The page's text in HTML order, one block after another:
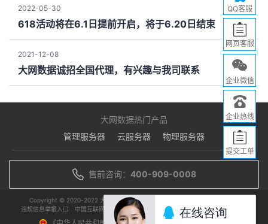
2022-05-30
618活动将在6.1日提前开启，将于6.20日结束
2021-12-08
大网数据诚招全国代理，有兴趣与我司联系
大网数据热门产品
管理服务器
云服务器 物理服务器
售前咨询： 400-909-0008
Copyright © 2020-2022 大网数据 版权所有
违规信息举报入口
中国互联网举报中心 中国互联网络信息中心IP地址分配联盟单位
QQ客服
网页客服
企业微信
企业热线
提交工单